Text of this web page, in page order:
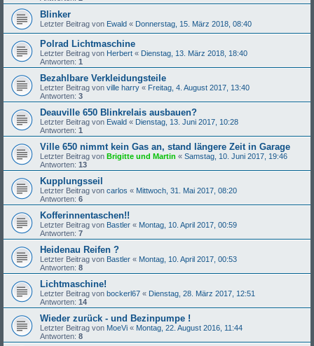
Blinker
Letzter Beitrag von Ewald « Donnerstag, 15. März 2018, 08:40
Polrad Lichtmaschine
Letzter Beitrag von Herbert « Dienstag, 13. März 2018, 18:40
Antworten: 1
Bezahlbare Verkleidungsteile
Letzter Beitrag von ville harry « Freitag, 4. August 2017, 13:40
Antworten: 3
Deauville 650 Blinkrelais ausbauen?
Letzter Beitrag von Ewald « Dienstag, 13. Juni 2017, 10:28
Antworten: 1
Ville 650 nimmt kein Gas an, stand längere Zeit in Garage
Letzter Beitrag von Brigitte und Martin « Samstag, 10. Juni 2017, 19:46
Antworten: 13
Kupplungsseil
Letzter Beitrag von carlos « Mittwoch, 31. Mai 2017, 08:20
Antworten: 6
Kofferinnentaschen!!
Letzter Beitrag von Bastler « Montag, 10. April 2017, 00:59
Antworten: 7
Heidenau Reifen ?
Letzter Beitrag von Bastler « Montag, 10. April 2017, 00:53
Antworten: 8
Lichtmaschine!
Letzter Beitrag von bockerl67 « Dienstag, 28. März 2017, 12:51
Antworten: 14
Wieder zurück - und Bezinpumpe !
Letzter Beitrag von MoeVi « Montag, 22. August 2016, 11:44
Antworten: 8